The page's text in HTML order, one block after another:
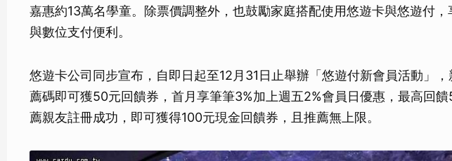
嘉惠約13萬名學童。除票價調整外，也鼓勵家庭搭配使用悠遊卡與悠遊付，
與數位支付便利。
悠遊卡公司同步宣布，自即日起至12月31日止舉辦「悠遊付新會員活動」
薦碼即可獲50元回饋券，首月享筆筆3%加上週五2%會員日優惠，最高回饋
薦親友註冊成功，即可獲得100元現金回饋券，且推薦無上限。